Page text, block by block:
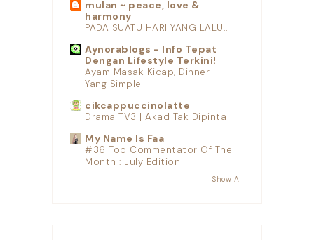
mulan ~ peace, love &
harmony
PADA SUATU HARI YANG LALU..
Aynorablogs - Info Tepat
Dengan Lifestyle Terkini!
Ayam Masak Kicap, Dinner
Yang Simple
cikcappuccinolatte
Drama TV3 | Akad Tak Dipinta
My Name Is Faa
#36 Top Commentator Of The
Month : July Edition
Show All